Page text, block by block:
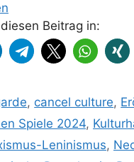
Beitrag in:
, cancel culture,
Spiele 2024,
Leninismus,